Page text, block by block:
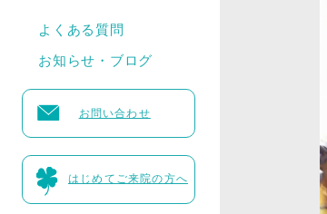
よくある質問
お知らせ・ブログ
お問い合わせ
はじめてご来院の方へ